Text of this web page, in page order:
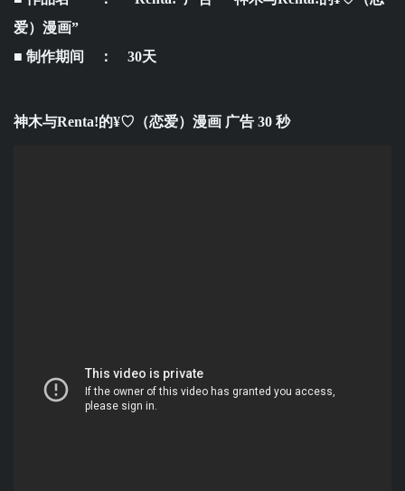
爱）漫画”
■ 制作期间 ： 30天
神木与Renta!的¥♡（恋爱）漫画 广告 30 秒